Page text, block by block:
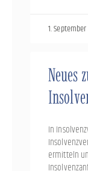
1.
Neues
In
ermitteln